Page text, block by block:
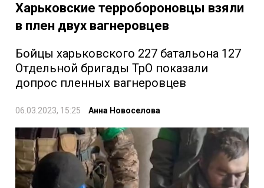
Харьковские терробороновцы взяли
в плен двух вагнеровцев
Бойцы харьковского 227 батальона 127
Отдельной бригады ТрО показали
допрос пленных вагнеровцев
06.03.2023, 15:25 Анна Новоселова